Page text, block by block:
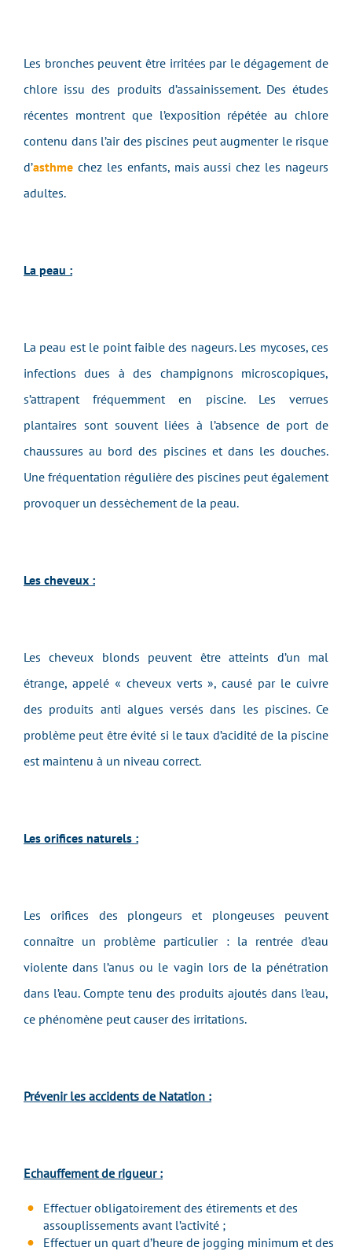
Les bronches peuvent être irritées par le dégagement de
chlore issu des produits d’assainissement. Des études
récentes montrent que l’exposition répétée au chlore
contenu dans l’air des piscines peut augmenter le risque
d’asthme chez les enfants, mais aussi chez les nageurs
adultes.
La peau :
La peau est le point faible des nageurs. Les mycoses, ces
infections dues à des champignons microscopiques,
s’attrapent fréquemment en piscine. Les verrues
plantaires sont souvent liées à l’absence de port de
chaussures au bord des piscines et dans les douches.
Une fréquentation régulière des piscines peut également
provoquer un dessèchement de la peau.
Les cheveux :
Les cheveux blonds peuvent être atteints d’un mal
étrange, appelé « cheveux verts », causé par le cuivre
des produits anti algues versés dans les piscines. Ce
problème peut être évité si le taux d’acidité de la piscine
est maintenu à un niveau correct.
Les orifices naturels :
Les orifices des plongeurs et plongeuses peuvent
connaître un problème particulier : la rentrée d’eau
violente dans l’anus ou le vagin lors de la pénétration
dans l’eau. Compte tenu des produits ajoutés dans l’eau,
ce phénomène peut causer des irritations.
Prévenir les accidents de Natation :
Echauffement de rigueur :
Effectuer obligatoirement des étirements et des
assouplissements avant l’activité ;
Effectuer un quart d’heure de jogging minimum et des